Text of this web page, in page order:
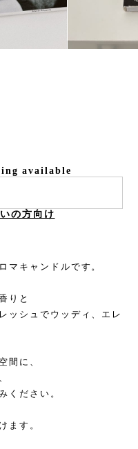
available
の方向け
マキャンドルです。
りと
ッシュでウッディ、エレ
間に、
ください。
ます。